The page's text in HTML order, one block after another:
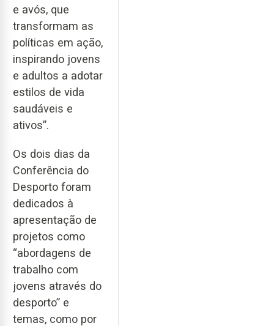
e avós, que
transformam as
políticas em ação,
inspirando jovens
e adultos a adotar
estilos de vida
saudáveis e
ativos”.
Os dois dias da
Conferência do
Desporto foram
dedicados à
apresentação de
projetos como
“abordagens de
trabalho com
jovens através do
desporto” e
temas, como por